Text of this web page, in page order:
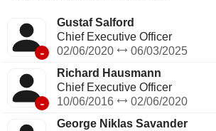
-
Gustaf Salford
Chief Executive Officer
02/06/2020
06/03/2025
-
Richard Hausmann
Chief Executive Officer
10/06/2016
02/06/2020
George Niklas Savander